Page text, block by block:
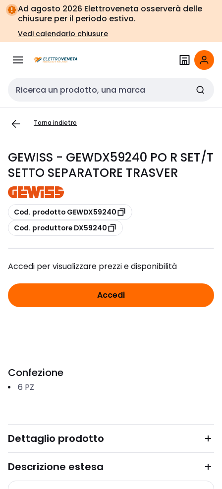
Vai alla
navigazione
Vai
alla
pagina
Ad agosto 2026 Elettroveneta osserverà delle
chiusure per il periodo estivo.
Vedi calendario chiusure
Cerca input
Torna indietro
GEWISS - GEWDX59240 PO R SET/T
SETTO SEPARATORE TRASVER
copia
Cod. prodotto GEWDX59240
copia
Cod. produttore DX59240
Accedi per visualizzare prezzi e disponibilità
Accedi
Confezione
6 PZ
Dettaglio prodotto
Descrizione estesa